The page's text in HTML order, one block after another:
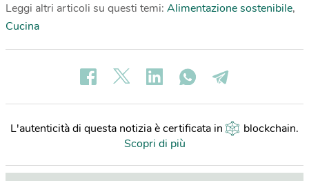
Leggi altri articoli su questi temi: Alimentazione sostenibile,
Cucina
L'autenticità di questa notizia è certificata in blockchain.
Scopri di più